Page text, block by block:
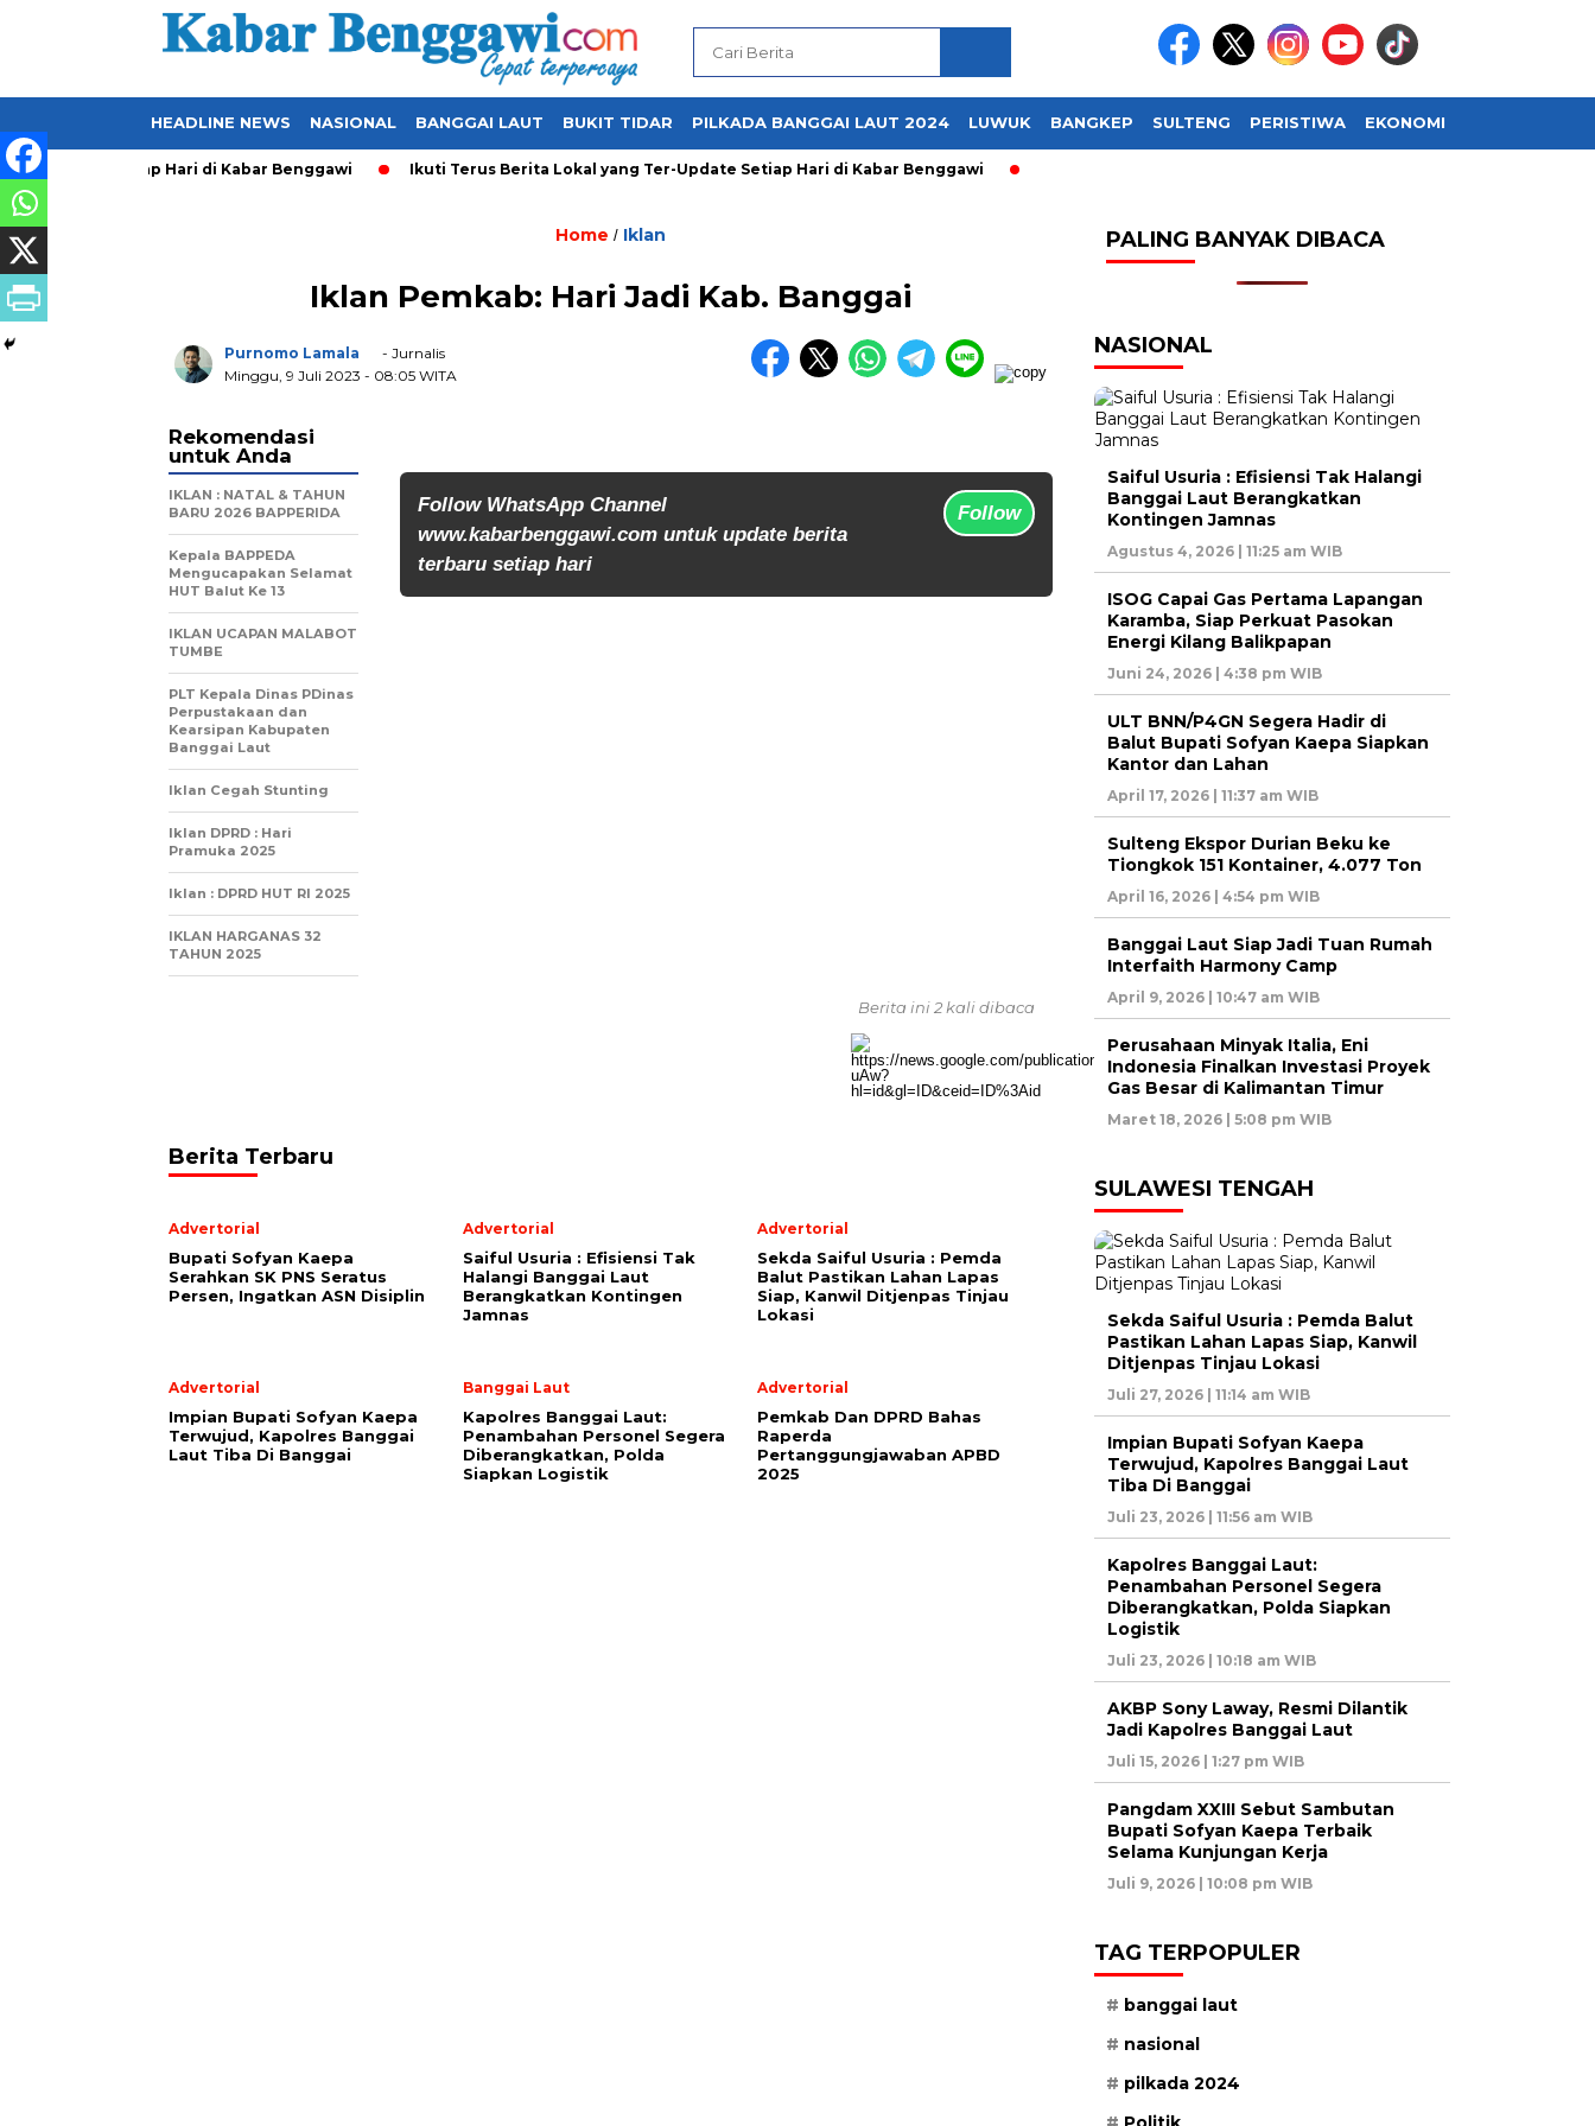
HEADLINE NEWS NASIONAL BANGGAI LAUT BUKIT TIDAR PILKADA BANGGAI LAUT 2024 LUWUK BANGKEP SULTENG PERISTIWA EKONOMI
Update Setiap Hari di Kabar Benggawi Ikuti Terus Berita Lokal yang Ter-Update Setiap Hari di Kabar Benggawi
Home / Iklan
Iklan Pemkab: Hari Jadi Kab. Banggai
Purnomo Lamala
- Jurnalis
Minggu, 9 Juli 2023 - 08:05 WITA
Follow WhatsApp Channel
www.kabarbenggawi.com untuk update berita
terbaru setiap hari
Follow
Rekomendasi
untuk Anda
IKLAN : NATAL & TAHUN
BARU 2026 BAPPERIDA
Kepala BAPPEDA
Mengucapakan Selamat
HUT Balut Ke 13
IKLAN UCAPAN MALABOT
TUMBE
PLT Kepala Dinas PDinas
Perpustakaan dan
Kearsipan Kabupaten
Banggai Laut
Iklan Cegah Stunting
Iklan DPRD : Hari
Pramuka 2025
Iklan : DPRD HUT RI 2025
IKLAN HARGANAS 32
TAHUN 2025
Berita ini 2 kali dibaca
Berita Terbaru
Advertorial
Bupati Sofyan Kaepa
Serahkan SK PNS Seratus
Persen, Ingatkan ASN Disiplin
Advertorial
Saiful Usuria : Efisiensi Tak
Halangi Banggai Laut
Berangkatkan Kontingen
Jamnas
Advertorial
Sekda Saiful Usuria : Pemda
Balut Pastikan Lahan Lapas
Siap, Kanwil Ditjenpas Tinjau
Lokasi
Advertorial
Impian Bupati Sofyan Kaepa
Terwujud, Kapolres Banggai
Laut Tiba Di Banggai
Banggai Laut
Kapolres Banggai Laut:
Penambahan Personel Segera
Diberangkatkan, Polda
Siapkan Logistik
Advertorial
Pemkab Dan DPRD Bahas
Raperda
Pertanggungjawaban APBD
2025
PALING BANYAK DIBACA
NASIONAL
Saiful Usuria : Efisiensi Tak Halangi
Banggai Laut Berangkatkan
Kontingen Jamnas
Agustus 4, 2026 | 11:25 am WIB
ISOG Capai Gas Pertama Lapangan
Karamba, Siap Perkuat Pasokan
Energi Kilang Balikpapan
Juni 24, 2026 | 4:38 pm WIB
ULT BNN/P4GN Segera Hadir di
Balut Bupati Sofyan Kaepa Siapkan
Kantor dan Lahan
April 17, 2026 | 11:37 am WIB
Sulteng Ekspor Durian Beku ke
Tiongkok 151 Kontainer, 4.077 Ton
April 16, 2026 | 4:54 pm WIB
Banggai Laut Siap Jadi Tuan Rumah
Interfaith Harmony Camp
April 9, 2026 | 10:47 am WIB
Perusahaan Minyak Italia, Eni
Indonesia Finalkan Investasi Proyek
Gas Besar di Kalimantan Timur
Maret 18, 2026 | 5:08 pm WIB
SULAWESI TENGAH
Sekda Saiful Usuria : Pemda Balut
Pastikan Lahan Lapas Siap, Kanwil
Ditjenpas Tinjau Lokasi
Juli 27, 2026 | 11:14 am WIB
Impian Bupati Sofyan Kaepa
Terwujud, Kapolres Banggai Laut
Tiba Di Banggai
Juli 23, 2026 | 11:56 am WIB
Kapolres Banggai Laut:
Penambahan Personel Segera
Diberangkatkan, Polda Siapkan
Logistik
Juli 23, 2026 | 10:18 am WIB
AKBP Sony Laway, Resmi Dilantik
Jadi Kapolres Banggai Laut
Juli 15, 2026 | 1:27 pm WIB
Pangdam XXIII Sebut Sambutan
Bupati Sofyan Kaepa Terbaik
Selama Kunjungan Kerja
Juli 9, 2026 | 10:08 pm WIB
TAG TERPOPULER
banggai laut
nasional
pilkada 2024